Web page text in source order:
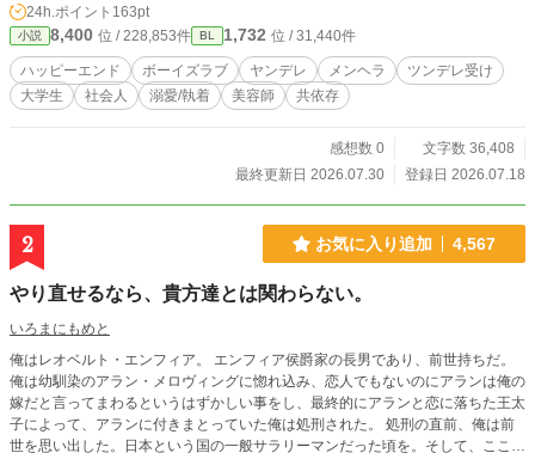
24h.ポイント 163pt
小説 8,400 位 / 228,853件 BL 1,732 位 / 31,440件
ハッピーエンド ボーイズラブ ヤンデレ メンヘラ
ツンデレ受け
大学生
社会人 溺愛/執着 美容師 共依存
感想数 0
文字数 36,408
最終更新日 2026.07.30
登録日 2026.07.18
2 お気に入り追加 4,567
やり直せるなら、貴方達とは関わらない。
いろまにもめと
俺はレオベルト・エンフィア。 エンフィア侯爵家の長男であり、前世持ちだ。
俺は幼馴染のアラン・メロヴィングに惚れ込み、恋人でもないのにアランは俺の
嫁だと言ってまわるというはずかしい事をし、最終的にアランと恋に落ちた王太
子によって、アランに付きまとっていた俺は処刑された。 処刑の直前、俺は前
世を思い出した。日本という国の一般サラリーマンだった頃を。そして、ここは